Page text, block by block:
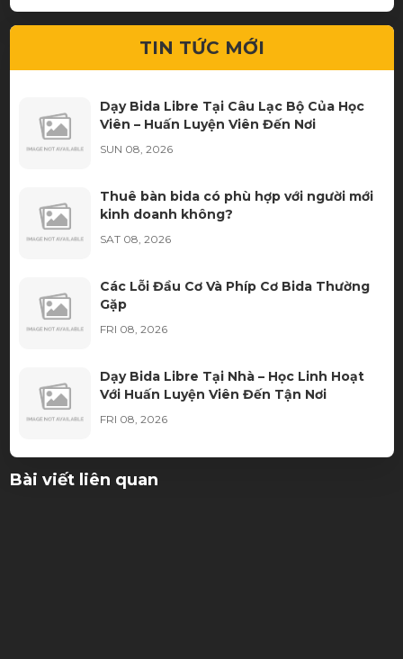
TIN TỨC MỚI
Dạy Bida Libre Tại Câu Lạc Bộ Của Học
Viên – Huấn Luyện Viên Đến Nơi
SUN 08, 2026
Thuê bàn bida có phù hợp với người mới
kinh doanh không?
SAT 08, 2026
Các Lỗi Đầu Cơ Và Phíp Cơ Bida Thường
Gặp
FRI 08, 2026
Dạy Bida Libre Tại Nhà – Học Linh Hoạt
Với Huấn Luyện Viên Đến Tận Nơi
FRI 08, 2026
Ưa Chuộng Nhất?
Bài viết liên quan